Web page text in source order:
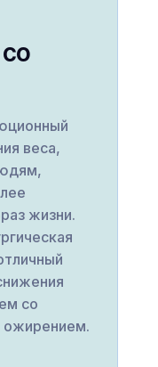
веса,
жизни.
со
ожирением.